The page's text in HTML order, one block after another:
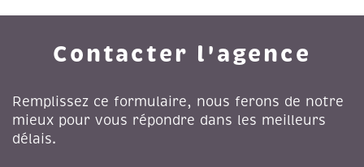
Contacter l'agence
Remplissez ce formulaire, nous ferons de notre
mieux pour vous répondre dans les meilleurs
délais.